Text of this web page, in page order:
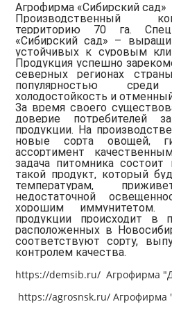
Агрофирма «Сибирский сад»
Производственный
территорию 70 га.
«Сибирский сад» –
устойчивых к суровым
Продукция успешно
северных регионах
популярностью
холодостойкость и
За время своего
доверие потребителей
продукции. На
новые сорта овощей,
ассортимент
задача питомника
такой продукт, который
температурам,
недостаточной
хорошим иммунитетом.
продукции происходит в
расположенных в
соответствуют сорту,
контролем качества.
https://demsib.ru/ Агрофирма
https://agrosnsk.ru/ Агрофирма